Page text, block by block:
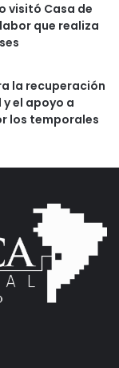
visitó Casa de
que realiza
la recuperación
el apoyo a
los temporales